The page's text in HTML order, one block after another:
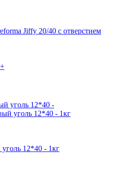
Jiffy 20/40 с отверстием
+
12*40 - 1кг